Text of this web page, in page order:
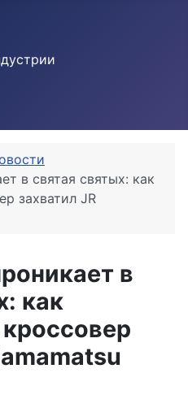
в святая святых: как
захватил JR
в
как